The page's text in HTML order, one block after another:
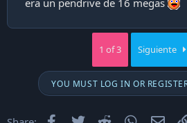
1 of 3 Siguiente
YOU MUST LOG IN OR
Facebook
Twitter Reddit